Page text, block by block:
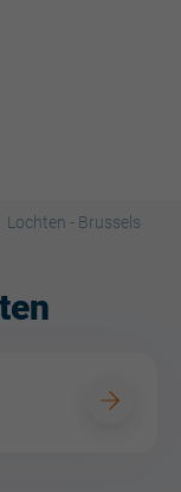
Lochten - Brussels